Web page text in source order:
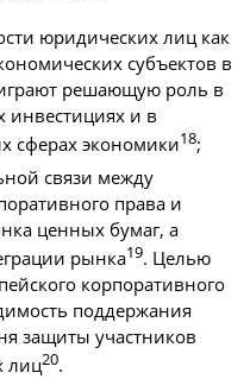
юридических лиц как
субъектов в
решающую роль в
инвестициях и в
сферах экономики18;
связи между
права и
ценных бумаг, а
рынка19. Целью
корпоративного
поддержания
защиты участников
лиц20.